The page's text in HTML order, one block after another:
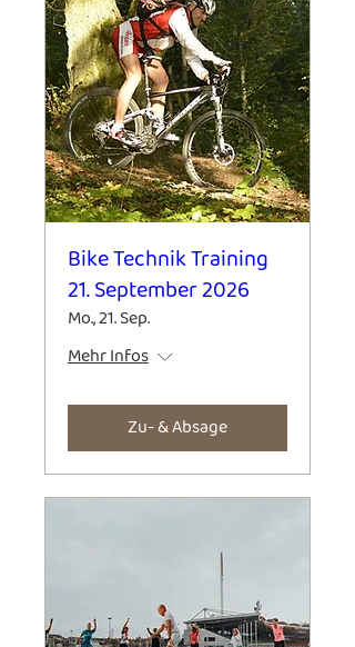
Bike Technik Training
21. September 2026
Mo., 21. Sep.
Mehr Infos
Zu- & Absage